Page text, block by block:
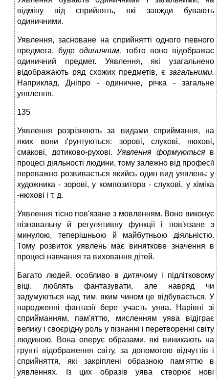
відміну від сприйнять, які завжди бувають
одиничними.
Уявлення, засноване на сприйнятті одного певного
предмета, буде одиничним, тобто воно відображає
одиничний предмет. Уявлення, які узагальнено
відображають ряд схожих предметів, є загальними.
Наприклад, Дніпро - одиничне, річка - загальне
уявлення.
135
Уявлення розрізняють за видами сприймання, на
яких вони ґрунтуються: зорові, слухові, нюхові,
смакові, дотиково-рухові. Уявлення формуються в
процесі діяльності людини, тому залежно від професії
переважно розвивається якийсь один вид уявлень: у
художника - зорові, у композитора - слухові, у хіміка
-нюхові і т. д.
Уявлення тісно пов'язане з мовленням. Воно виконує
пізнавальну й регулятивну функції і пов'язане з
минулою, теперішньою й майбутньою діяльністю.
Тому розвиток уявлень має виняткове значення в
процесі навчання та виховання дітей.
Багато людей, особливо в дитячому і підлітковому
віці, люблять фантазувати, але навряд чи
задумуються над тим, яким чином це відбувається. У
народженні фантазії бере участь уява. Нарівні зі
сприйманням, пам'яттю, мисленням уява відіграє
велику і своєрідну роль у пізнанні і перетворенні світу
людиною. Вона оперує образами, які виникають на
грунті відображення світу, за допомогою відчуттів і
сприйняття, які закріплені образною пам'яттю в
уявленнях. Із цих образів уява створює нові